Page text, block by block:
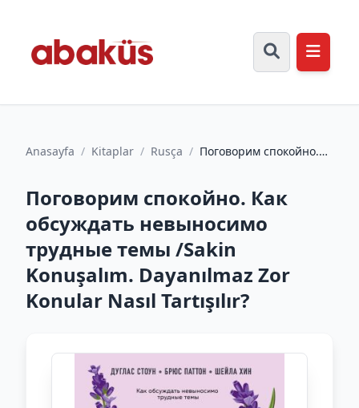
Anasayfa / Kitaplar / Rusça / Поговорим спокойно.
темы /Sakin...
Поговорим спокойно. Как
обсуждать невыносимо
трудные темы /Sakin
Konuşalım. Dayanılmaz Zor
Konular Nasıl Tartışılır?